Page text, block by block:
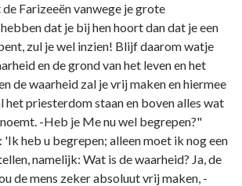
Farizeeën vanwege je grote
dat je bij hen hoort dan dat je een
zul je wel inzien! Blijf daarom watje
en de grond van het leven en het
de waarheid zal je vrij maken en hiermee
het priesterdom staan en boven alles wat
-Heb je Me nu wel begrepen?"
'Ik heb u begrepen; alleen moet ik nog een
namelijk: Wat is de waarheid? Ja, de
de mens zeker absoluut vrij maken, -